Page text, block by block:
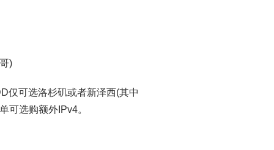
)
仅可选洛杉矶或者新泽西(其中
可选购额外IPv4。